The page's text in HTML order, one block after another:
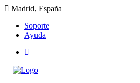
Madrid, España
Soporte
Ayuda